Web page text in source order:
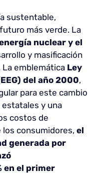
sustentable,
más verde. La
nuclear y el
y masificación
La emblemática Ley
del año 2000,
para este cambio
y una
costos de
consumidores, el
generada por
en el primer